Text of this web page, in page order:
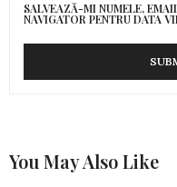
SALVEAZĂ-MI NUMELE,
NAVIGATOR PENTRU DATA
You May Also Like